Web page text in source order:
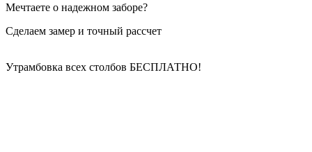
Мечтаете о надежном заборе?
Сделаем замер и точный рассчет
Утрамбовка всех столбов БЕСПЛАТНО!